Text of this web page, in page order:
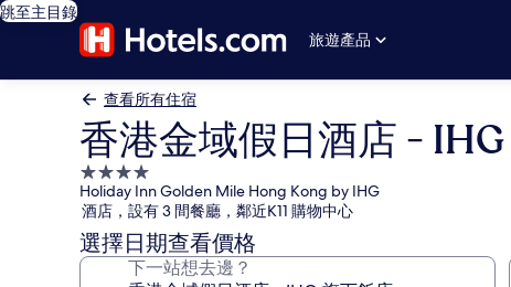
跳至主目錄
旅遊產品
查看所有住宿
香港金域假日酒店 -
4.0
星
級
住
宿
Holiday Inn Golden Mile Hong Kong by IHG
酒店，設有 3 間餐廳，鄰近K11 購物中心
選擇日期查看價格
下一站想去邊？